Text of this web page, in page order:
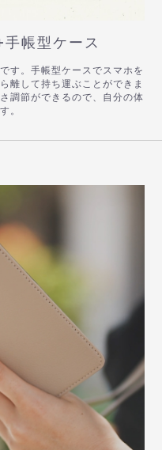
帳型ケース
す。手帳型ケースでスマホを
離して持ち運ぶことができま
調節ができるので、自分の体
。